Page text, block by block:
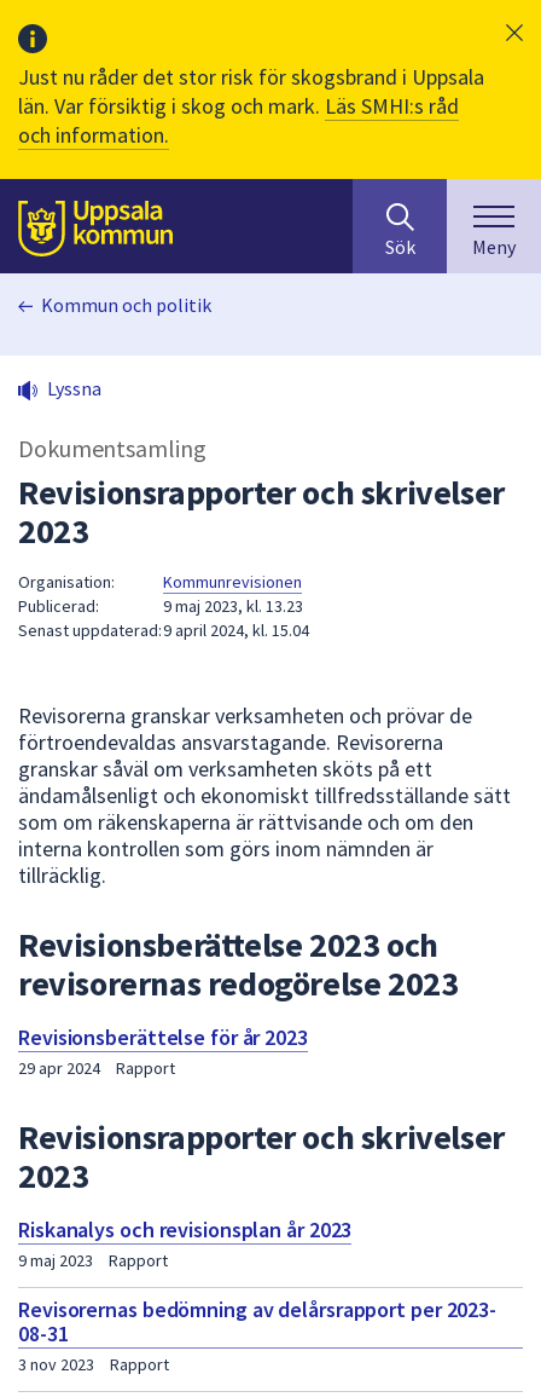
Just nu råder det stor risk för skogsbrand i Uppsala
län. Var försiktig i skog och mark. Läs SMHI:s råd
och information.
Till sidans
huvudinnehåll
efter
innehåll
på
sökfältet
kommer
piltangenterna
för
att
navigera
mellan
sökförslagen
för
att
välja
Sök Meny
Kommun och politik
Lyssna
Dokumentsamling
Revisionsrapporter och skrivelser
2023
Organisation:
Kommunrevisionen
Publicerad:
9 maj 2023, kl. 13.23
Senast uppdaterad:9 april 2024, kl. 15.04
Revisorerna granskar verksamheten och prövar de
förtroendevaldas ansvarstagande. Revisorerna
granskar såväl om verksamheten sköts på ett
ändamålsenligt och ekonomiskt tillfredsställande sätt
som om räkenskaperna är rättvisande och om den
interna kontrollen som görs inom nämnden är
tillräcklig.
Revisionsberättelse 2023 och
revisorernas redogörelse 2023
Revisionsberättelse för år 2023
29 apr 2024 Rapport
Revisionsrapporter och skrivelser
2023
Riskanalys och revisionsplan år 2023
9 maj 2023 Rapport
Revisorernas bedömning av delårsrapport per 2023-
08-31
3 nov 2023 Rapport